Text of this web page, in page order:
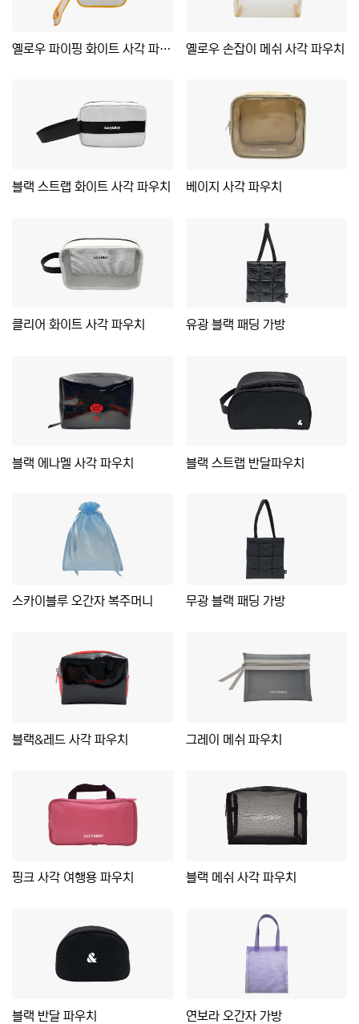
옐로우 파이핑 화이트 사각 파우치 옐로우 손잡이 메쉬 사각 파우치
블랙 스트랩 화이트 사각 파우치 베이지 사각 파우치
클리어 화이트 사각 파우치 유광 블랙 패딩 가방
블랙 에나멜 사각 파우치 블랙 스트랩 반달파우치
스카이블루 오간자 복주머니 무광 블랙 패딩 가방
블랙&레드 사각 파우치 그레이 메쉬 파우치
핑크 사각 여행용 파우치 블랙 메쉬 사각 파우치
블랙 반달 파우치 연보라 오간자 가방